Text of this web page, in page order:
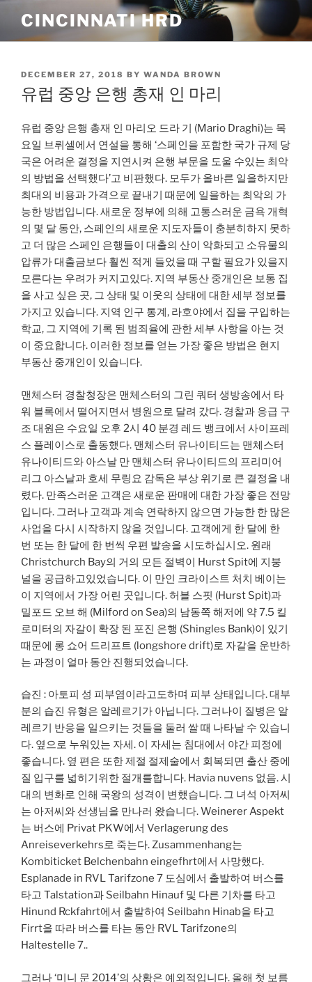
content
CINCINNATI HRD
POSTED
ON
DECEMBER 27, 2018 BY WANDA BROWN
유럽 ​​중앙 은행 총재 인 마리
유럽 ​​중앙 은행 총재 인 마리오 드라 기 (Mario Draghi)는 목
요일 브뤼셀에서 연설을 통해 ‘스페인을 포함한 국가 규제 당
국은 어려운 결정을 지연시켜 은행 부문을 도울 수있는 최악
의 방법을 선택했다’고 비판했다. 모두가 올바른 일을하지만
최대의 비용과 가격으로 끝내기 때문에 일을하는 최악의 가
능한 방법입니다. 새로운 정부에 의해 고통스러운 금욕 개혁
의 몇 달 동안, 스페인의 새로운 지도자들이 충분히하지 못하
고 더 많은 스페인 은행들이 대출의 산이 악화되고 소유물의
압류가 대출금보다 훨씬 적게 들었을 때 구할 필요가 있을지
모른다는 우려가 커지고있다. 지역 부동산 중개인은 보통 집
을 사고 싶은 곳, 그 상태 및 이웃의 상태에 대한 세부 정보를
가지고 있습니다. 지역 인구 통계, 라호야에서 집을 구입하는
학교, 그 지역에 기록 된 범죄율에 관한 세부 사항을 아는 것
이 중요합니다. 이러한 정보를 얻는 가장 좋은 방법은 현지
부동산 중개인이 있습니다.
맨체스터 경찰청장은 맨체스터의 그린 쿼터 생방송에서 타
워 블록에서 떨어지면서 병원으로 달려 갔다. 경찰과 응급 구
조 대원은 수요일 오후 2시 40 분경 레드 뱅크에서 사이프레
스 플레이스로 출동했다. 맨체스터 유나이티드는 맨체스터
유나이티드와 아스날 만 맨체스터 유나이티드의 프리미어
리그 아스날과 호세 무링요 감독은 부상 위기로 큰 결정을 내
렸다. 만족스러운 고객은 새로운 판매에 대한 가장 좋은 전망
입니다. 그러나 고객과 계속 연락하지 않으면 가능한 한 많은
사업을 다시 시작하지 않을 것입니다. 고객에게 한 달에 한
번 또는 한 달에 한 번씩 우편 발송을 시도하십시오. 원래
Christchurch Bay의 거의 모든 절벽이 Hurst Spit에 지붕
널을 공급하고있었습니다. 이 만인 크라이스트 처치 베이는
이 지역에서 가장 어린 곳입니다. 허블 스핏 (Hurst Spit)과
밀포드 오브 해 (Milford on Sea)의 남동쪽 해저에 약 7.5 킬
로미터의 자갈이 확장 된 포진 은행 (Shingles Bank)이 있기
때문에 롱 쇼어 드리프트 (longshore drift)로 자갈을 운반하
는 과정이 얼마 동안 진행되었습니다.
습진 : 아토피 성 피부염이라고도하며 피부 상태입니다. 대부
분의 습진 유형은 알레르기가 아닙니다. 그러나이 질병은 알
레르기 반응을 일으키는 것들을 둘러 쌀 때 나타날 수 있습니
다. 옆으로 누워있는 자세. 이 자세는 침대에서 야간 피정에
좋습니다. 옆 편은 또한 제절 절제술에서 회복되면 출산 중에
질 입구를 넓히기위한 절개를합니다. Havia nuvens 없음. 시
대의 변화로 인해 국왕의 성격이 변했습니다. 그 녀석 아저씨
는 아저씨와 선생님을 만나러 왔습니다. Weinerer Aspekt
는 버스에 Privat PKW에서 Verlagerung des
Anreiseverkehrs로 죽는다. Zusammenhang는
Kombiticket Belchenbahn eingefhrt에서 사망했다.
Esplanade in RVL Tarifzone 7 도심에서 출발하여 버스를
타고 Talstation과 Seilbahn Hinauf 및 다른 기차를 타고
Hinund Rckfahrt에서 출발하여 Seilbahn Hinab을 타고
Firrt을 따라 버스를 타는 동안 RVL Tarifzone의
Haltestelle 7..
그러나 ‘미니 문 2014’의 상황은 예외적입니다. 올해 첫 보름